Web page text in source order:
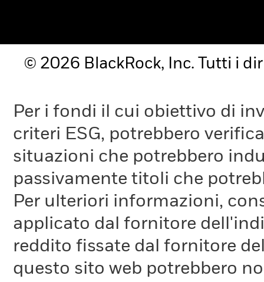
© 2026 BlackRock, Inc. Tutti i
Per i fondi il cui obiettivo di
criteri ESG, potrebbero
situazioni che potrebbero
passivamente titoli che
Per ulteriori informazioni,
applicato dal fornitore
reddito fissate dal fornitore
questo sito web potrebbero